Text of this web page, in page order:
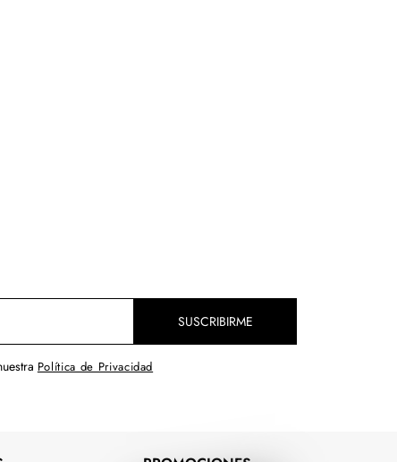
SUSCRIBIRME
Política de Privacidad